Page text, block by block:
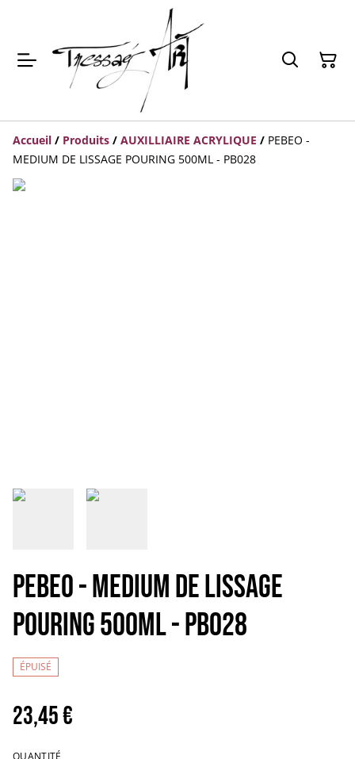
Accueil / Produits / AUXILLIAIRE ACRYLIQUE / PEBEO -
MEDIUM DE LISSAGE POURING 500ML - PB028
PEBEO - MEDIUM DE LISSAGE
POURING 500ML - PB028
ÉPUISÉ
23,45 €
QUANTITÉ